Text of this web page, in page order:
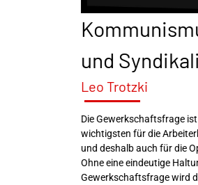
und
Leo Trotzki
Die Gewerkschaftsfrage
wichtigsten für die
und deshalb auch für die
Ohne eine eindeutige
Gewerkschaftsfrage wird